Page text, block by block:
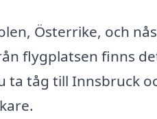
Österrike, och
flygplatsen finns
tåg till Innsbruck